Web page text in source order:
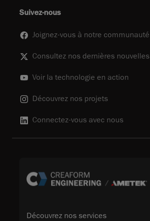
Suivez-nous
Joignez-vous à notre communauté
Consultez nos dernières nouvelles
Voir la technologie en action
Découvrez nos projets
Connectez-vous avec nous
Découvrez nos services